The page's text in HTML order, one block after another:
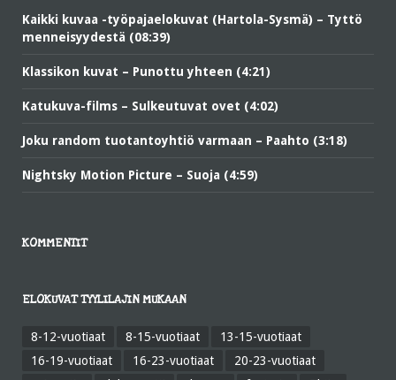
Kaikki kuvaa -työpajaelokuvat (Hartola-Sysmä) – Tyttö
menneisyydestä (08:39)
Klassikon kuvat – Punottu yhteen (4:21)
Katukuva-films – Sulkeutuvat ovet (4:02)
Joku random tuotantoyhtiö varmaan – Paahto (3:18)
Nightsky Motion Picture – Suoja (4:59)
KOMMENTIT
ELOKUVAT TYYLILAJIN MUKAAN
8-12-vuotiaat 8-15-vuotiaat
13-15-vuotiaat
16-19-vuotiaat
16-23-vuotiaat
20-23-vuotiaat